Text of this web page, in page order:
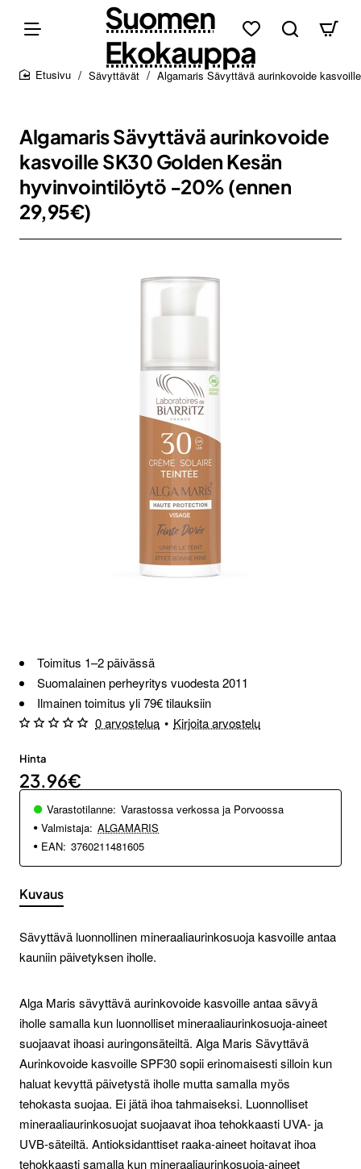
Suomen
Ekokauppa
Sävyttävät Algamaris Sävyttävä aurinkovoide
Algamaris Sävyttävä aurinkovoide
kasvoille SK30 Golden Kesän
hyvinvointilöytö -20% (ennen
29,95€)
Toimitus 1–2 päivässä
Suomalainen perheyritys vuodesta 2011
Ilmainen toimitus yli 79€ tilauksiin
0 arvostelua • Kirjoita arvostelu
Hinta
23.96€
Varastotilanne: Varastossa verkossa ja Porvoossa
Valmistaja: ALGAMARIS
EAN: 3760211481605
Kuvaus
Sävyttävä luonnollinen mineraaliaurinkosuoja kasvoille antaa
kauniin päivetyksen iholle.
Alga Maris sävyttävä aurinkovoide kasvoille antaa sävyä
iholle samalla kun luonnolliset mineraaliaurinkosuoja-aineet
suojaavat ihoasi auringonsäteiltä. Alga Maris Sävyttävä
Aurinkovoide kasvoille SPF30 sopii erinomaisesti silloin kun
haluat kevyttä päivetystä iholle mutta samalla myös
tehokasta suojaa. Ei jätä ihoa tahmaiseksi. Luonnolliset
mineraaliaurinkosuojat suojaavat ihoa tehokkaasti UVA- ja
UVB-säteiltä. Antioksidanttiset raaka-aineet hoitavat ihoa
tehokkaasti samalla kun mineraaliaurinkosuoja-aineet